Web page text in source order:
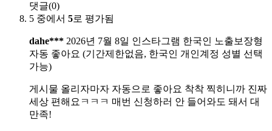
댓글(0)
5 중에서 5로 평가됨
dahe*** 2026년 7월 8일 인스타그램 한국인 노출보장형
자동 좋아요 (기간제한없음, 한국인 개인계정 성별 선택
가능)
게시물 올리자마자 자동으로 좋아요 착착 찍히니까 진짜
세상 편해요ㅋㅋㅋ 매번 신청하러 안 들어와도 돼서 대
만족!